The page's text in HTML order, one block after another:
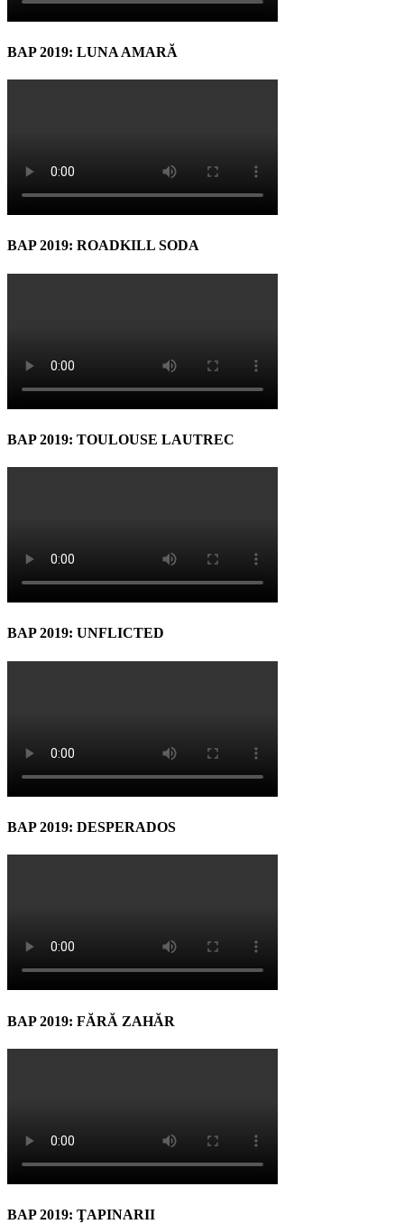
BAP 2019: LUNA AMARĂ
BAP 2019: ROADKILL SODA
BAP 2019: TOULOUSE LAUTREC
BAP 2019: UNFLICTED
BAP 2019: DESPERADOS
BAP 2019: FĂRĂ ZAHĂR
BAP 2019: ŢAPINARII